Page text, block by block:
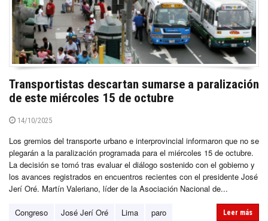
Transportistas descartan sumarse a paralización
de este miércoles 15 de octubre
14/10/2025
Los gremios del transporte urbano e interprovincial informaron que no se
plegarán a la paralización programada para el miércoles 15 de octubre.
La decisión se tomó tras evaluar el diálogo sostenido con el gobierno y
los avances registrados en encuentros recientes con el presidente José
Jerí Oré. Martín Valeriano, líder de la Asociación Nacional de...
Congreso José Jerí Oré Lima paro Leer más